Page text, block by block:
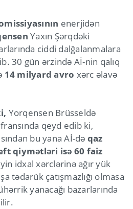
enerjidən
Yaxın Şərqdəki
ciddi dalğalanmalara
30 gün ərzində Aİ-nin qalıq
14 milyard avro xərc əlavə
Yorqensen Brüsseldə
qeyd edib ki,
bu yana Aİ-də qaz
qiymətləri isə 60 faiz
idxal xərclərinə ağır yük
tədarük çatışmazlığı olmasa
yanacağı bazarlarında